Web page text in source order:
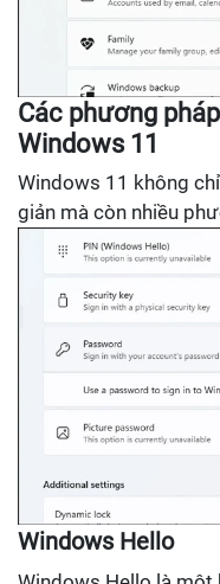
Các phương
Windows 11
Windows 11 không
giản mà còn nhiều
Windows Hello